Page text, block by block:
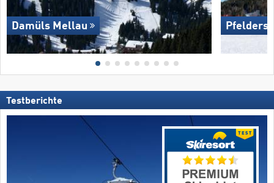
Damüls Mellau Pfelders
Testberichte